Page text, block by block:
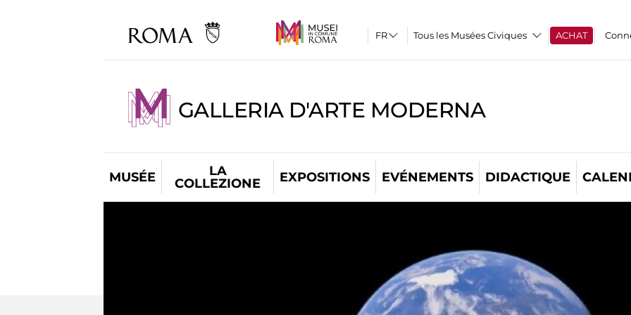
Tous les Musées Civiques ACHAT
GALLERIA D'ARTE MODERNA
MUSÉE
LA
COLLEZIONE
EXPOSITIONS EVÉNEMENTS DIDACTIQUE